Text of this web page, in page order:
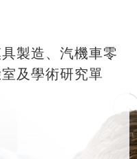
製造、汽機車零
及學術研究單